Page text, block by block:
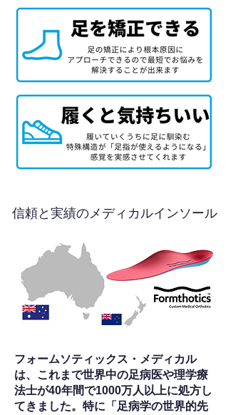
信頼と実績のメディカルインソール
フォームソティックス・メディカル
は、これまで世界中の足病医や理学療
法士が40年間で1000万人以上に処方し
てきました。特に「足病学の世界的先